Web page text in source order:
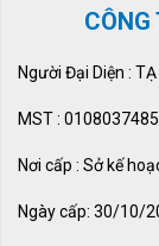
Người Đại Diện : TẠ
MST : 0108037485
Nơi cấp : Sở kế
Ngày cấp: 30/10/